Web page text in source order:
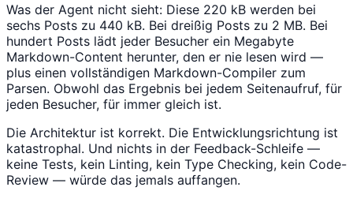
Was der Agent nicht sieht: Diese 220 kB werden bei
sechs Posts zu 440 kB. Bei dreißig Posts zu 2 MB. Bei
hundert Posts lädt jeder Besucher ein Megabyte
Markdown-Content herunter, den er nie lesen wird —
plus einen vollständigen Markdown-Compiler zum
Parsen. Obwohl das Ergebnis bei jedem Seitenaufruf, für
jeden Besucher, für immer gleich ist.
Die Architektur ist korrekt. Die Entwicklungsrichtung ist
katastrophal. Und nichts in der Feedback-Schleife —
keine Tests, kein Linting, kein Type Checking, kein Code-
Review — würde das jemals auffangen.